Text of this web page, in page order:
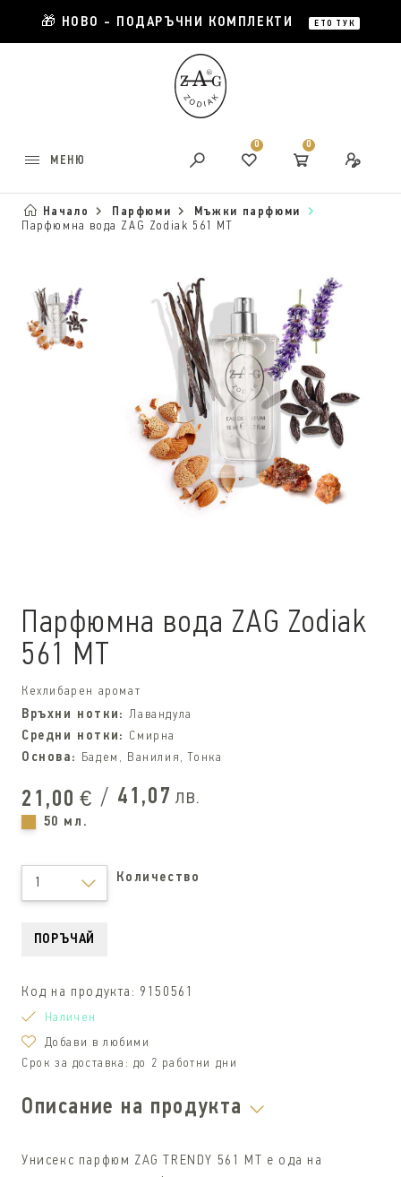
🎁 НОВО - ПОДАРЪЧНИ КОМПЛЕКТИ ЕТО ТУК
МЕНЮ
0 0
Начало Парфюми
Мъжки парфюми
Парфюмна вода ZAG Zodiak 561 MT
Парфюмна вода ZAG Zodiak
561 MT
Кехлибарен аромат
Връхни нотки:Лавандула
Средни нотки: Смирна
Основа: Бадем, Ванилия, Тонка
21,00 € / 41,07 лв.
50 мл.
1 Количество
ПОРЪЧАЙ
Код на продукта: 9150561
Наличен
Добави в любими
Срок за доставка: до 2 работни дни
Описание на продукта
Унисекс парфюм ZAG TRENDY 561 MT е ода на